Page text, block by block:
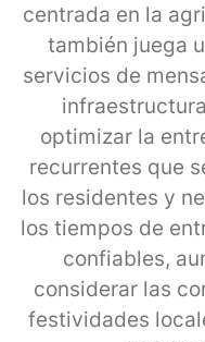
centrada en la
también juega
servicios de
optimizar la
recurrentes que
los residentes y
los tiempos de
confiables,
considerar las
festividades